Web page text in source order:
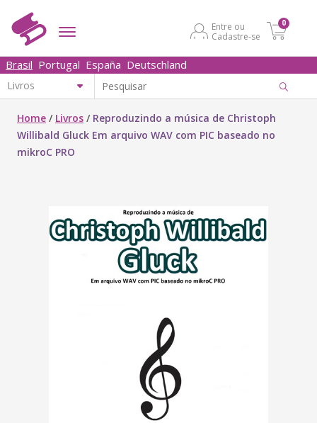
Entre ou
Cadastre-se
0
Brasil Portugal España Deutschland
Home / Livros / Reproduzindo a música de Christoph
Willibald Gluck Em arquivo WAV com PIC baseado no
mikroC PRO